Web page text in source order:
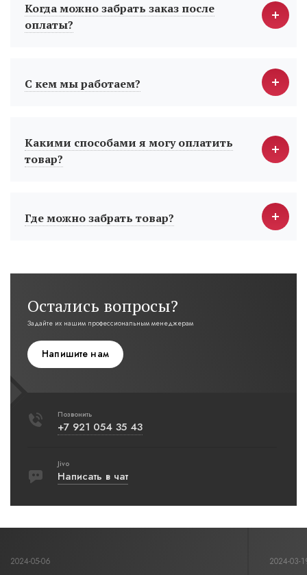
Когда можно забрать заказ после
оплаты?
С кем мы работаем?
Какими способами я могу оплатить
товар?
Где можно забрать товар?
Остались вопросы?
Задайте их нашим профессиональным менеджерам
Напишите нам
Позвонить
+7 921 054 35 43
Jivo
Написать в чат
2024-05-06 2024-03-